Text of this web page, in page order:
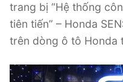
trang bị “Hệ thống
tiên tiến” – Honda
trên dòng ô tô Honda